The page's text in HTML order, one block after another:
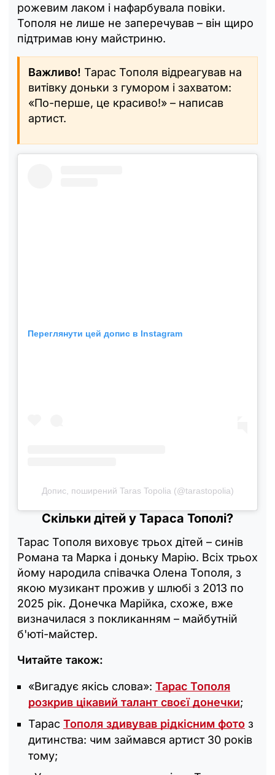
рожевим лаком і нафарбувала повіки.
Тополя не лише не заперечував – він щиро
підтримав юну майстриню.
Важливо! Тарас Тополя відреагував на
витівку доньки з гумором і захватом:
«По-перше, це красиво!» – написав
артист.
Переглянути цей допис в Instagram
Допис, поширений Taras Topolia (@tarastopolia)
Скільки дітей у Тараса Тополі?
Тарас Тополя виховує трьох дітей – синів
Романа та Марка і доньку Марію. Всіх трьох
йому народила співачка Олена Тополя, з
якою музикант прожив у шлюбі з 2013 по
2025 рік. Донечка Марійка, схоже, вже
визначилася з покликанням – майбутній
б'юті-майстер.
Читайте також:
«Вигадує якісь слова»: Тарас Тополя
розкрив цікавий талант своєї донечки;
Тарас Тополя здивував рідкісним фото з
дитинства: чим займався артист 30 років
тому;